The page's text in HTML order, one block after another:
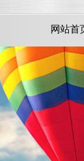
网站首